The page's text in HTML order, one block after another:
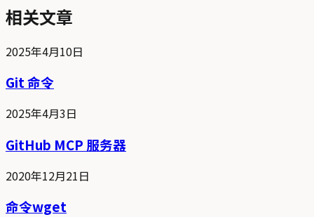
相关文章
2025年4月10日
Git 命令
2025年4月3日
GitHub MCP 服务器
2020年12月21日
命令wget